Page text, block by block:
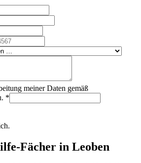
meiner Daten gemäß
*
Fächer in Leoben